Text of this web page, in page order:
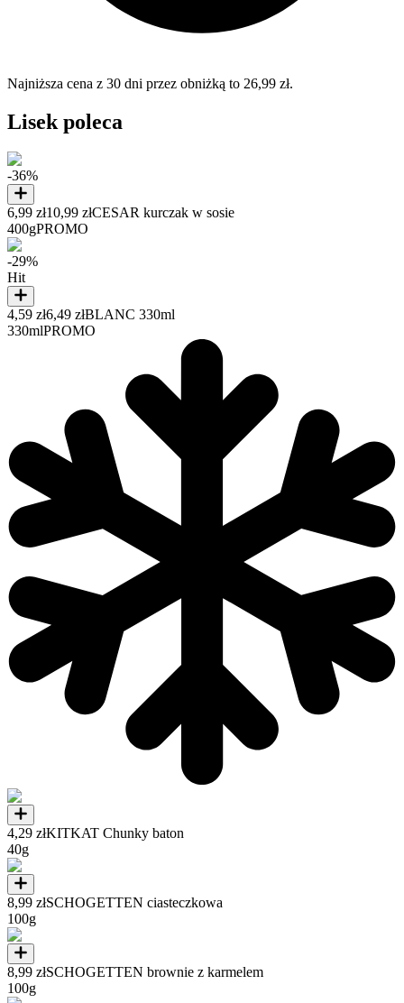
Najniższa cena z 30 dni przez obniżką to 26,99 zł.
Lisek poleca
-36%
6,99 zł10,99 złCESAR kurczak w sosie
400gPROMO
-29%
Hit
4,59 zł6,49 złBLANC 330ml
330mlPROMO
4,29 złKITKAT Chunky baton
40g
8,99 złSCHOGETTEN ciasteczkowa
100g
8,99 złSCHOGETTEN brownie z karmelem
100g